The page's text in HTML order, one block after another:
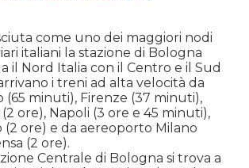
come uno dei maggiori nodi
italiani la stazione di Bologna
il Nord Italia con il Centro e il Sud
i treni ad alta velocità da
(65 minuti), Firenze (37 minuti),
(2 ore), Napoli (3 ore e 45 minuti),
(2 ore) e da aereoporto Milano
(2 ore).
Centrale di Bologna si trova a